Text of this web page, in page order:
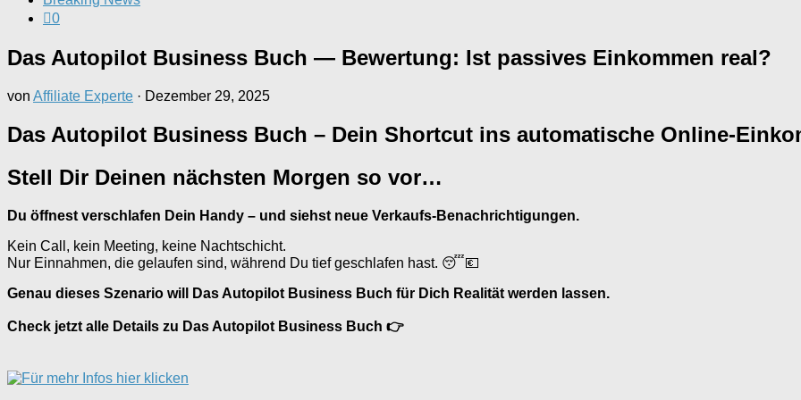
0
Das Autopilot Business Buch — Bewertung: Ist passives Einkommen real?
von Affiliate Experte · Dezember 29, 2025
Das Autopilot Business Buch – Dein Shortcut ins automatische Online-
Stell Dir Deinen nächsten Morgen so vor…
Du öffnest verschlafen Dein Handy – und siehst neue Verkaufs-Benachrichtigungen.
Kein Call, kein Meeting, keine Nachtschicht.
Nur Einnahmen, die gelaufen sind, während Du tief geschlafen hast. 😴💶
Genau dieses Szenario will Das Autopilot Business Buch für Dich Realität werden lassen.
Check jetzt alle Details zu Das Autopilot Business Buch 👉